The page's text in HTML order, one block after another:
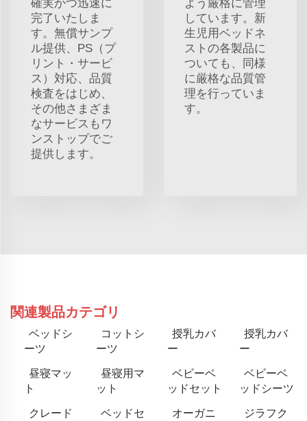
確実かつ迅速に
完了いたしま
す。無償サンプ
ル提供、PS（プ
リント・サービ
ス）対応、品質
検査をはじめ、
その他さまざま
なサービスもワ
ンストップでご
提供します。
よう厳格に管理
しています。新
生児用ベッドネ
ストの各製品に
ついても、同様
に厳格な品質管
理を行っていま
す。
関連製品カテゴリ
ベッドシ
ーツ
コットシ
ーツ
授乳カバ
ー
授乳カバ
ー
昼寝マッ
ト
昼寝用マ
ット
ベビーベ
ッドセット
ベビーベ
ッドシーツ
クレード
ベッドセ
オーガニ
ジラフク